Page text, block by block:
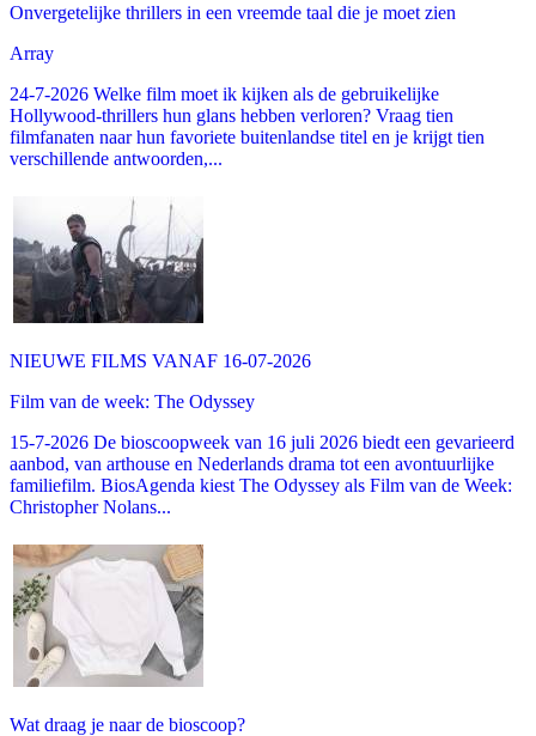
Onvergetelijke thrillers in een vreemde taal die je moet zien
Array
24-7-2026 Welke film moet ik kijken als de gebruikelijke
Hollywood-thrillers hun glans hebben verloren? Vraag tien
filmfanaten naar hun favoriete buitenlandse titel en je krijgt tien
verschillende antwoorden,...
NIEUWE FILMS VANAF 16-07-2026
Film van de week: The Odyssey
15-7-2026 De bioscoopweek van 16 juli 2026 biedt een gevarieerd
aanbod, van arthouse en Nederlands drama tot een avontuurlijke
familiefilm. BiosAgenda kiest The Odyssey als Film van de Week:
Christopher Nolans...
Wat draag je naar de bioscoop?